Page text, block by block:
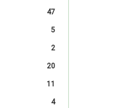
47
5
2
20
11
4